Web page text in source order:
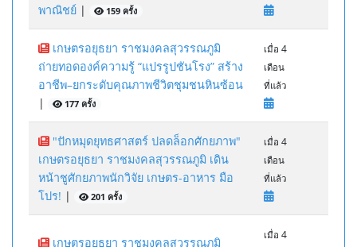
พาณิชย์ | 159 ครั้ง
เกษตรอยุธยา ราชมงคลสุวรรณภูมิ
ถ่ายทอดองค์ความรู้ “แปรรูปชันโรง” สร้าง
อาชีพ–ยกระดับคุณภาพชีวิตชุมชนหินซ้อน
|
177 ครั้ง
เมื่อ 4
เดือน
ที่แล้ว
"ปักหมุดยุทธศาสตร์ ปลดล็อกศักยภาพ"
เกษตรอยุธยา ราชมงคลสุวรรณภูมิ เดิน
หน้าชูศักยภาพนักวิจัย เกษตร-อาหาร มือ
โปร! | 201 ครั้ง
เมื่อ 4
เดือน
ที่แล้ว
เกษตรอยุธยา ราชมงคลสุวรรณภูมิ
เมื่อ 4